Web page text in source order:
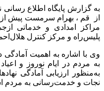
به گزارش پایگاه اطلاع رسانی
از قم ، بهرام سرمست پیش از
مراکز امدادی و خدماتی
پلیس‌راه و مرکز کنترل
وی با اشاره به اهمیت
به مردم در ایام نوروز و
به‌منظور ارزیابی آمادگی
نجات و خدمت‌رسانی به مردم